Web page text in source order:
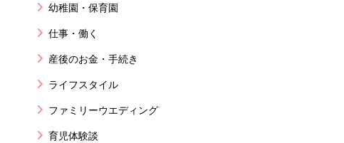
幼稚園・保育園
仕事・働く
産後のお金・手続き
ライフスタイル
ファミリーウエディング
育児体験談